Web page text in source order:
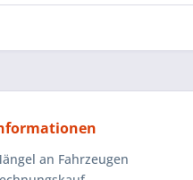
an Fahrzeugen